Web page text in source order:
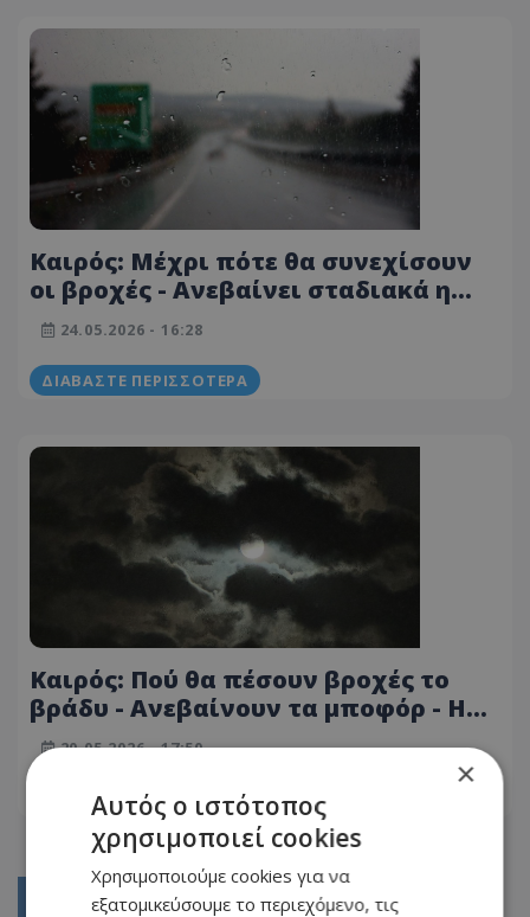
Καιρός: Μέχρι πότε θα συνεχίσουν
οι βροχές - Ανεβαίνει σταδιακά η
θερμοκρασία τις επόμενες μέρες
24.05.2026 - 16:28
ΔΙΑΒΆΣΤΕ ΠΕΡΙΣΣΌΤΕΡΑ
Καιρός: Πού θα πέσουν βροχές το
βράδυ - Ανεβαίνουν τα μποφόρ - Η
πρώτη πρόβλεψη για την Κυριακή
των Βουλευτικών Εκλογών
20.05.2026 - 17:50
ΔΙΑΒΆΣΤΕ ΠΕΡΙΣΣΌΤΕΡΑ
×
Αυτός ο ιστότοπος
χρησιμοποιεί cookies
Χρησιμοποιούμε cookies για να
εξατομικεύσουμε το περιεχόμενο, τις